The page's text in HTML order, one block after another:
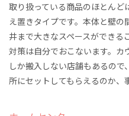
取り扱っている商品のほとんど
え置きタイプです。本体と壁
井まで大きなスペースができる
対策は自分でおこないます。カ
しか搬入しない店舗もあるの
所にセットしてもらえるのか、